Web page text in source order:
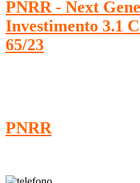
PNRR - Next
Investimento 3.1
65/23
PNRR